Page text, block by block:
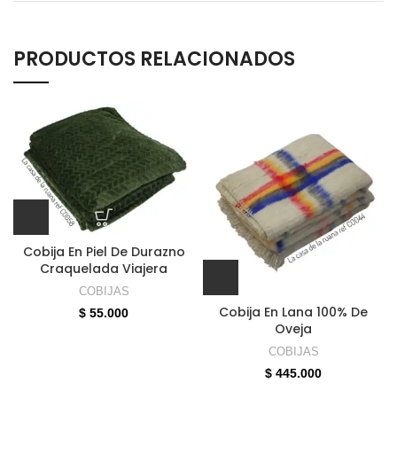
PRODUCTOS RELACIONADOS
Cobija En Piel De Durazno
Craquelada Viajera
COBIJAS
$ 55.000
Cobija En Lana 100% De
Oveja
COBIJAS
$ 445.000